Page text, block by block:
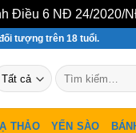
Điều 6 NĐ 24/2020/
tượng trên 18 tuổi.
Tìm
kiếm:
THẢO YẾN SÀO